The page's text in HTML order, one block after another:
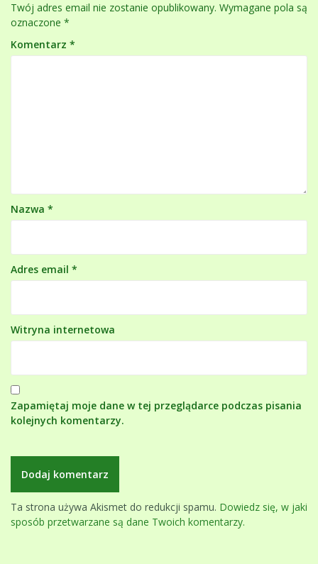
Twój adres email nie zostanie opublikowany. Wymagane pola są
oznaczone *
Komentarz *
Nazwa *
Adres email *
Witryna internetowa
Zapamiętaj moje dane w tej przeglądarce podczas pisania
kolejnych komentarzy.
Ta strona używa Akismet do redukcji spamu. Dowiedz się, w jaki
sposób przetwarzane są dane Twoich komentarzy.